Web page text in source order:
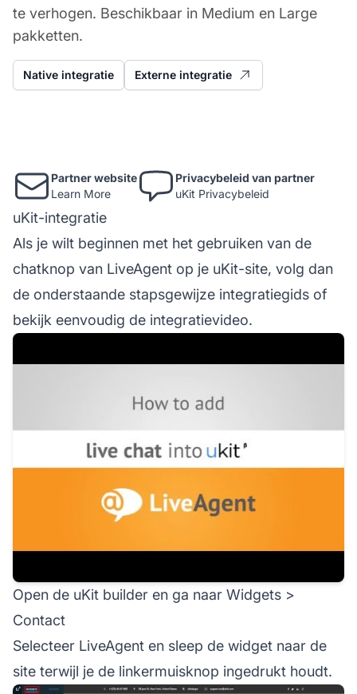
te verhogen. Beschikbaar in Medium en Large
pakketten.
Native integratie Externe integratie
Partner website
Learn More
Privacybeleid van partner
uKit Privacybeleid
uKit-integratie
Als je wilt beginnen met het gebruiken van de
chatknop van LiveAgent op je uKit-site, volg dan
de onderstaande stapsgewijze integratiegids of
bekijk eenvoudig de integratievideo.
Open de uKit builder en ga naar Widgets >
Contact
Selecteer LiveAgent en sleep de widget naar de
site terwijl je de linkermuisknop ingedrukt houdt.